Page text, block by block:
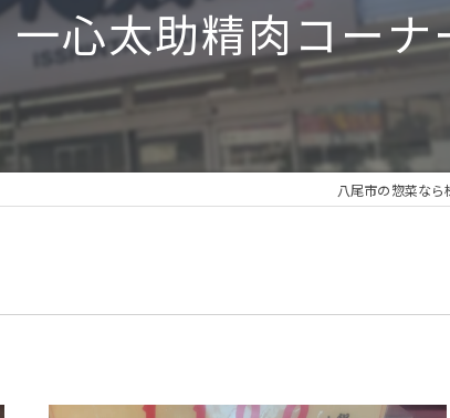
一心太助精肉コーナ
八尾市の惣菜な